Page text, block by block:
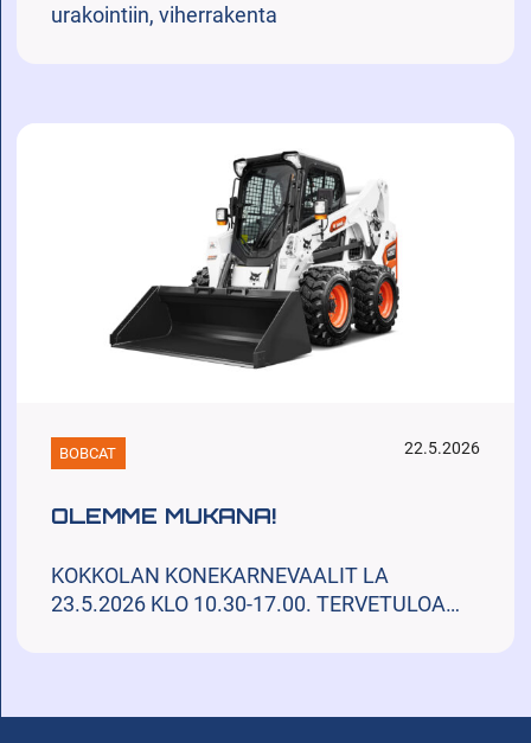
urakointiin, viherrakenta
BOBCAT 22.5.2026
OLEMME MUKANA!
KOKKOLAN KONEKARNEVAALIT LA
23.5.2026 KLO 10.30-17.00. TERVETULOA…